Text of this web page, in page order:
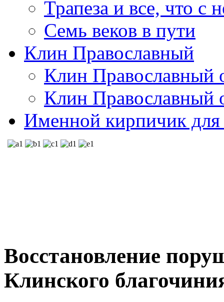
Трапеза и все, что с
Семь веков в пути
Клин Православный
Клин Православный
Клин Православный
Именной кирпичик
Восстановление
Клинского